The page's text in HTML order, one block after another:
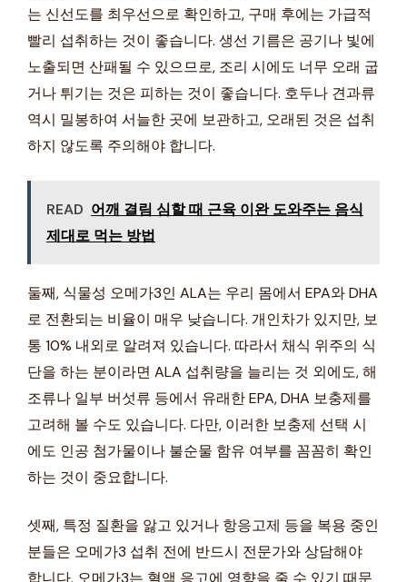
는 신선도를 최우선으로 확인하고, 구매 후에는 가급적
빨리 섭취하는 것이 좋습니다. 생선 기름은 공기나 빛에
노출되면 산패될 수 있으므로, 조리 시에도 너무 오래 굽
거나 튀기는 것은 피하는 것이 좋습니다. 호두나 견과류
역시 밀봉하여 서늘한 곳에 보관하고, 오래된 것은 섭취
하지 않도록 주의해야 합니다.
READ 어깨 결림 심할 때 근육 이완 도와주는 음식
제대로 먹는 방법
둘째, 식물성 오메가3인 ALA는 우리 몸에서 EPA와 DHA
로 전환되는 비율이 매우 낮습니다. 개인차가 있지만, 보
통 10% 내외로 알려져 있습니다. 따라서 채식 위주의 식
단을 하는 분이라면 ALA 섭취량을 늘리는 것 외에도, 해
조류나 일부 버섯류 등에서 유래한 EPA, DHA 보충제를
고려해 볼 수도 있습니다. 다만, 이러한 보충제 선택 시
에도 인공 첨가물이나 불순물 함유 여부를 꼼꼼히 확인
하는 것이 중요합니다.
셋째, 특정 질환을 앓고 있거나 항응고제 등을 복용 중인
분들은 오메가3 섭취 전에 반드시 전문가와 상담해야
합니다. 오메가3는 혈액 응고에 영향을 줄 수 있기 때문